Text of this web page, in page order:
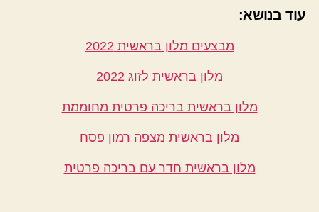
עוד בנושא:
מבצעים מלון בראשית 2022
מלון בראשית לזוג 2022
מלון בראשית בריכה פרטית מחוממת
מלון בראשית מצפה רמון פסח
מלון בראשית חדר עם בריכה פרטית